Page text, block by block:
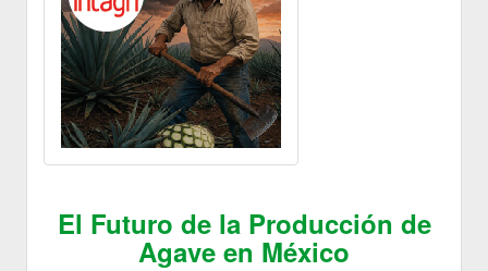
El Futuro de la Producción de
Agave en México